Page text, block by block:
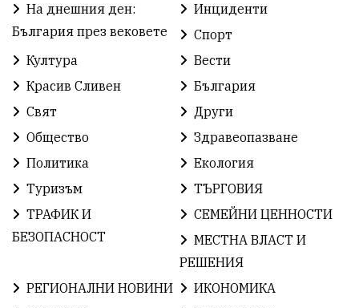
Празник ГражданскоОбщество
РадостинВасилев ЛекаАтлетика
ХристоИлиев БългарскоЗемеделие
БългарскиСпорт
ОбщественИнтерес земеделие
ИсторияНаБългария Иновации САЩ
БългарскаГордост Твърдица ОбщинаСливен
ЕвропейскиСъюз Право
На днешния ден:
България през вековете
Инциденти
Спорт
Култура
Вести
Красив Сливен
България
Свят
Други
Общество
Здравеопазване
Политика
Екология
Туризъм
ТЪРГОВИЯ
ТРАФИК И
БЕЗОПАСНОСТ
СЕМЕЙНИ ЦЕННОСТИ
МЕСТНА ВЛАСТ И
РЕШЕНИЯ
РЕГИОНАЛНИ НОВИНИ
ИКОНОМИКА